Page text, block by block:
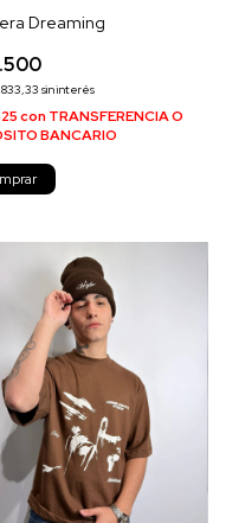
Dreaming
sin interés
conTRANSFERENCIA O
BANCARIO